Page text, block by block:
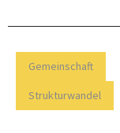
Gemeinschaft
Strukturwandel